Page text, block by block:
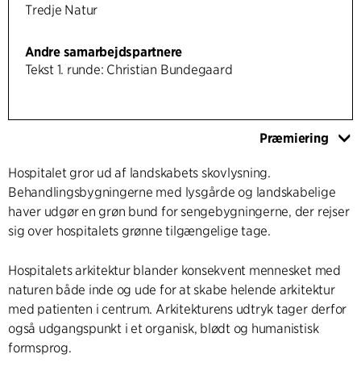
Tredje Natur
Andre samarbejdspartnere
Tekst 1. runde: Christian Bundegaard
Præmiering
Hospitalet gror ud af landskabets skovlysning.
Behandlingsbygningerne med lysgårde og landskabelige
haver udgør en grøn bund for sengebygningerne, der rejser
sig over hospitalets grønne tilgængelige tage.
Hospitalets arkitektur blander konsekvent mennesket med
naturen både inde og ude for at skabe helende arkitektur
med patienten i centrum. Arkitekturens udtryk tager derfor
også udgangspunkt i et organisk, blødt og humanistisk
formsprog.